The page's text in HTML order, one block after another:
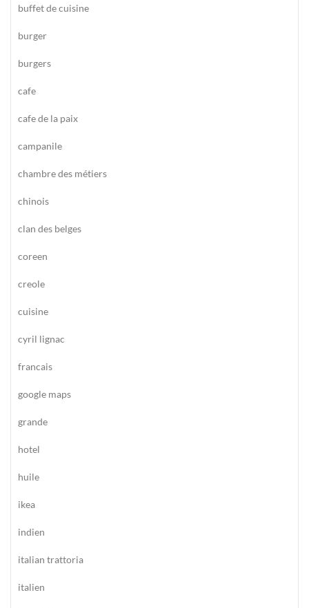
buffet de cuisine
burger
burgers
cafe
cafe de la paix
campanile
chambre des métiers
chinois
clan des belges
coreen
creole
cuisine
cyril lignac
francais
google maps
grande
hotel
huile
ikea
indien
italian trattoria
italien